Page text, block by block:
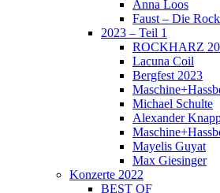
Anna Loos
Faust – Die
2023 – Teil 1
ROCKHARZ
Lacuna Coil
Bergfest 2023
Michael Schulte
Alexander
Mayelis Guyat
Max Giesinger
Konzerte 2022
BEST OF